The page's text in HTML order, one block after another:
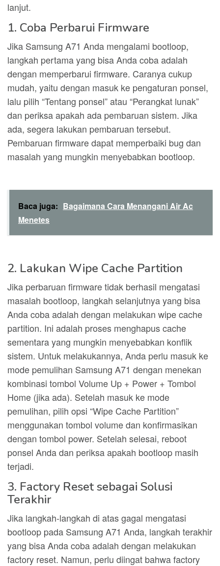
lanjut.
1. Coba Perbarui Firmware
Jika Samsung A71 Anda mengalami bootloop,
langkah pertama yang bisa Anda coba adalah
dengan memperbarui firmware. Caranya cukup
mudah, yaitu dengan masuk ke pengaturan ponsel,
lalu pilih “Tentang ponsel” atau “Perangkat lunak”
dan periksa apakah ada pembaruan sistem. Jika
ada, segera lakukan pembaruan tersebut.
Pembaruan firmware dapat memperbaiki bug dan
masalah yang mungkin menyebabkan bootloop.
Baca juga: Bagaimana Cara Menangani Air Ac
Menetes
2. Lakukan Wipe Cache Partition
Jika perbaruan firmware tidak berhasil mengatasi
masalah bootloop, langkah selanjutnya yang bisa
Anda coba adalah dengan melakukan wipe cache
partition. Ini adalah proses menghapus cache
sementara yang mungkin menyebabkan konflik
sistem. Untuk melakukannya, Anda perlu masuk ke
mode pemulihan Samsung A71 dengan menekan
kombinasi tombol Volume Up + Power + Tombol
Home (jika ada). Setelah masuk ke mode
pemulihan, pilih opsi “Wipe Cache Partition”
menggunakan tombol volume dan konfirmasikan
dengan tombol power. Setelah selesai, reboot
ponsel Anda dan periksa apakah bootloop masih
terjadi.
3. Factory Reset sebagai Solusi
Terakhir
Jika langkah-langkah di atas gagal mengatasi
bootloop pada Samsung A71 Anda, langkah terakhir
yang bisa Anda coba adalah dengan melakukan
factory reset. Namun, perlu diingat bahwa factory